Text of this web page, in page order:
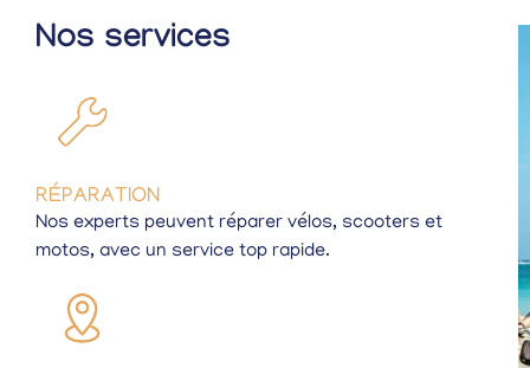
Nos services
RÉPARATION
Nos experts peuvent réparer vélos, scooters et
motos, avec un service top rapide.